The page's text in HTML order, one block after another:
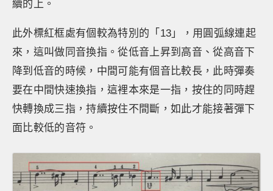
續的上。
此外標紅框處有個較為特別的「13」，用圓弧線連起
來，這叫做同音換指。從低音上昇到高音、從高音下
降到低音的時候，中間可能有個音比較長，此時彈奏
要在中間快速換指，這裡本來是一指，按住的同時趕
快轉換成三指，持續按住不間斷，如此才能接著彈下
面比較低的音符。